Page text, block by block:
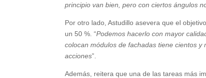
principio van bien, pero con ciertos ángulos
Por otro lado, Astudillo asevera que el
un 50 %. “Podemos hacerlo con mayor
colocan módulos de fachadas tiene cientos
acciones”.
Además, reitera que una de las tareas más